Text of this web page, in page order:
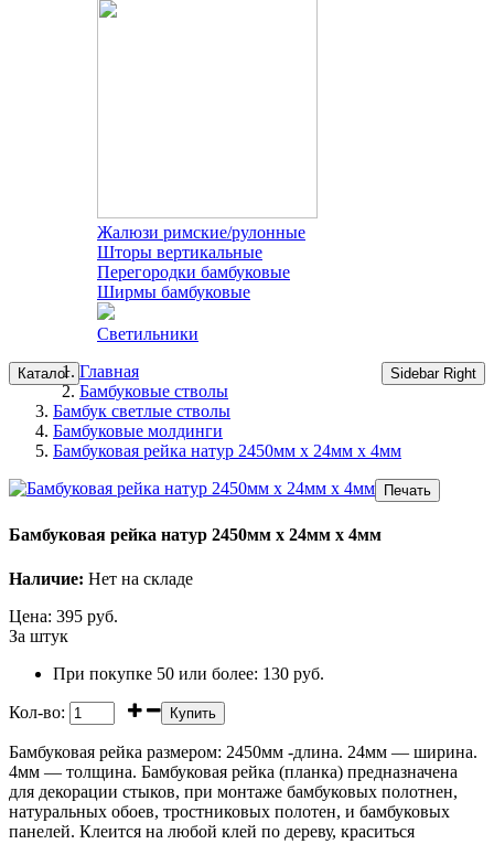
Жалюзи римские/рулонные
Шторы вертикальные
Перегородки бамбуковые
Ширмы бамбуковые
Светильники
Каталог Sidebar Right
Главная
Бамбуковые стволы
Бамбук светлые стволы
Бамбуковые молдинги
Бамбуковая рейка натур 2450мм х 24мм х 4мм
Бамбуковая рейка натур 2450мм х 24мм х 4мм
Наличие: Нет на складе
Цена: 395 руб.
За штук
При покупке 50 или более: 130 руб.
Кол-во:
Бамбуковая рейка размером: 2450мм -длина. 24мм — ширина.
4мм — толщина. Бамбуковая рейка (планка) предназначена
для декорации стыков, при монтаже бамбуковых полотнен,
натуральных обоев, тростниковых полотен, и бамбуковых
панелей. Клеится на любой клей по дереву, краситься